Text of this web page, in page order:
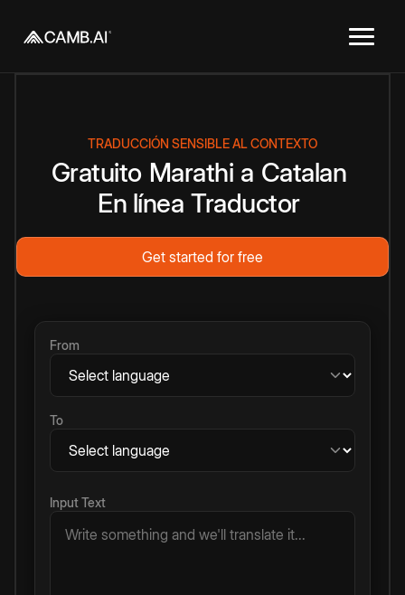
TRADUCCIÓN SENSIBLE AL CONTEXTO
Gratuito Marathi a Catalan
En línea Traductor
Get started for free
From
To
Input Text